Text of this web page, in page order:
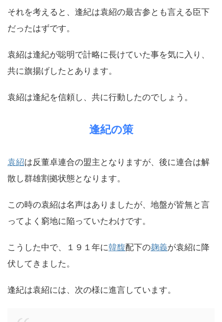
それを考えると、逢紀は袁紹の最古参とも言える臣下
だったはずです。
袁紹は逢紀が聡明で計略に長けていた事を気に入り、
共に旗揚げしたとあります。
袁紹は逢紀を信頼し、共に行動したのでしょう。
逢紀の策
袁紹は反董卓連合の盟主となりますが、後に連合は解
散し群雄割拠状態となります。
この時の袁紹は名声はありましたが、地盤が皆無と言
ってよく窮地に陥っていたわけです。
こうした中で、１９１年に韓馥配下の麹義が袁紹に降
伏してきました。
逢紀は袁紹には、次の様に進言しています。